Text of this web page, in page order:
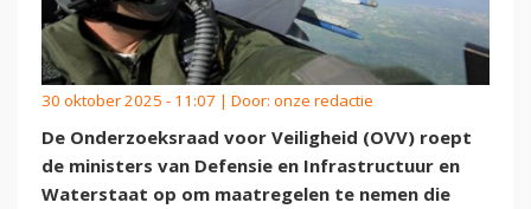
30 oktober 2025 - 11:07 | Door: onze redactie
De Onderzoeksraad voor Veiligheid (OVV) roept
de ministers van Defensie en Infrastructuur en
Waterstaat op om maatregelen te nemen die